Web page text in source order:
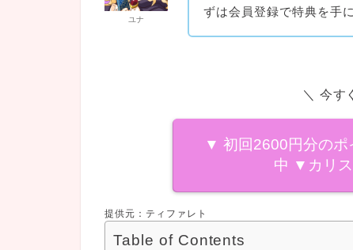
ユナ
ずは会員登録で特典を手
＼ 今す
▼ 初回2600円分のポ
中 ▼ カリ
提供元：ティファレト
Table of Contents